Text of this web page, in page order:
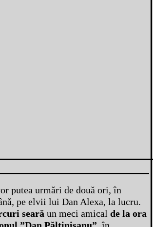
putea urmări de două ori, în
pe elvii lui Dan Alexa, la lucru.
seară un meci amical de la ora